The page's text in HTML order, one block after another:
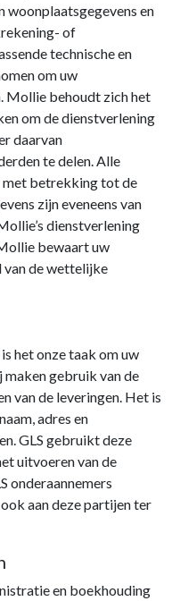
woonplaatsgegevens en
of
technische en
om uw
Mollie behoudt zich het
om de dienstverlening
daarvan
te delen. Alle
met betrekking tot de
zijn eveneens van
dienstverlening
bewaart uw
van de wettelijke
het onze taak om uw
gebruik van de
van de leveringen. Het is
adres en
GLS gebruikt deze
uitvoeren van de
onderaannemers
aan deze partijen ter
en boekhouding